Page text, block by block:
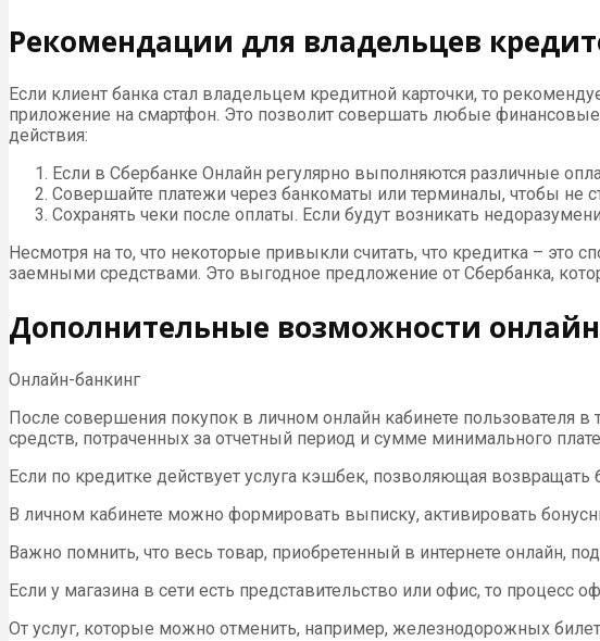
Рекомендации для владельцев
Если клиент банка стал владельцем кредитной карточки, то
приложение на смартфон. Это позволит совершать любые
действия:
Если в Сбербанке Онлайн регулярно выполняются различные
Совершайте платежи через банкоматы или терминалы, чтобы не
Сохранять чеки после оплаты. Если будут возникать
Несмотря на то, что некоторые привыкли считать, что кредитка – это
заемными средствами. Это выгодное предложение от Сбербанка,
Дополнительные возможности
Онлайн-банкинг
После совершения покупок в личном онлайн кабинете пользователя
средств, потраченных за отчетный период и сумме минимального
Если по кредитке действует услуга кэшбек, позволяющая
В личном кабинете можно формировать выписку, активировать
Важно помнить, что весь товар, приобретенный в интернете онлайн,
Если у магазина в сети есть представительство или офис, то
От услуг, которые можно отменить, например, железнодорожных